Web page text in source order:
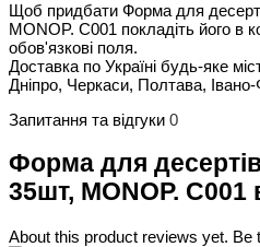
Щоб придбати Форма для
MONOP. C001 покладіть його в
обов'язкові поля.
Доставка по Україні будь-яке
Дніпро, Черкаси, Полтава, Івано-
Запитання та відгуки 0
Форма для
35шт, MONOP. C001
About this product reviews yet. Be